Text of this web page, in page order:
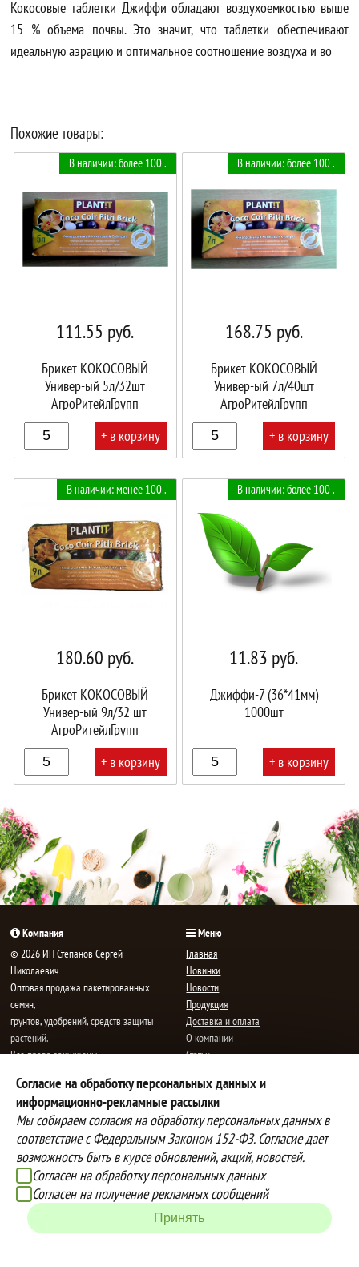
Кокосовые таблетки Джиффи обладают воздухоемкостью выше
15 % объема почвы. Это значит, что таблетки обеспечивают
идеальную аэрацию и оптимальное соотношение воздуха и во
Похожие товары:
В наличии: более 100 .
111.55 руб.
Брикет КОКОСОВЫЙ
Универ-ый 5л/32шт
АгроРитейлГрупп
+ в корзину
В наличии: более 100 .
168.75 руб.
Брикет КОКОСОВЫЙ
Универ-ый 7л/40шт
АгроРитейлГрупп
+ в корзину
В наличии: менее 100 .
180.60 руб.
Брикет КОКОСОВЫЙ
Универ-ый 9л/32 шт
АгроРитейлГрупп
+ в корзину
корзине!
В наличии: более 100 .
11.83 руб.
Джиффи-7 (36*41мм)
1000шт
+ в корзину
Согласие на обработку персональных данных и
информационно-рекламные рассылки
Мы собираем согласия на обработку персональных данных в
соответствие с Федеральным Законом 152-ФЗ. Согласие дает
возможность быть в курсе обновлений, акций, новостей.
Согласен на обработку персональных данных
Согласен на получение рекламных сообщений
Принять
Компания
© 2026 ИП Степанов Сергей
Николаевич
Oптовая продажа пакетированных
семян,
грунтов, удобрений, средств защиты
растений.
Все права защищены.
E-mail:mail@semenauspeha.ru
Телефон: +7 (8352) 28-80-34
Адрес: г. Чебоксары, пр. Мира 76 А
Меню
Главная
Новинки
Новости
Продукция
Доставка и оплата
О компании
Статьи
Способы оплаты
Вы можете оплатить покупки
наличными при получении товара,
либо выбрать другой способ оплаты
Инструкция по оплате банковской
Доставка
Наша компания осуществляет
бесплатную
доставку до терминалов транспортных
компаний.